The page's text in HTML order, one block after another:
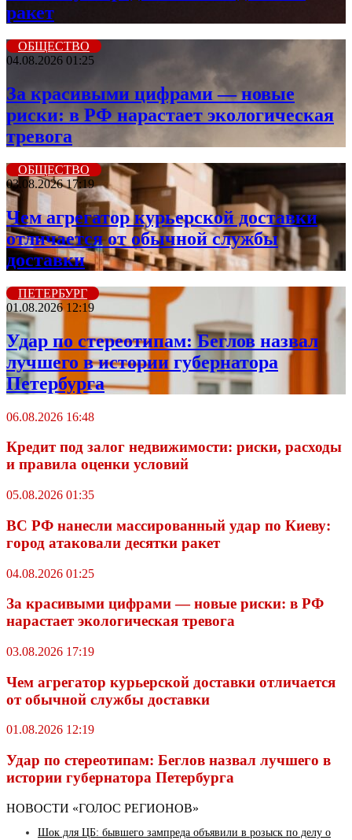
ракет
ОБЩЕСТВО
04.08.2026 01:25
За красивыми цифрами — новые
риски: в РФ нарастает экологическая
тревога
ОБЩЕСТВО
03.08.2026 17:19
Чем агрегатор курьерской доставки
отличается от обычной службы
доставки
ПЕТЕРБУРГ
01.08.2026 12:19
Удар по стереотипам: Беглов назвал
лучшего в истории губернатора
Петербурга
06.08.2026 16:48
Кредит под залог недвижимости: риски, расходы
и правила оценки условий
05.08.2026 01:35
ВС РФ нанесли массированный удар по Киеву:
город атаковали десятки ракет
04.08.2026 01:25
За красивыми цифрами — новые риски: в РФ
нарастает экологическая тревога
03.08.2026 17:19
Чем агрегатор курьерской доставки отличается
от обычной службы доставки
01.08.2026 12:19
Удар по стереотипам: Беглов назвал лучшего в
истории губернатора Петербурга
НОВОСТИ «ГОЛОС РЕГИОНОВ»
Шок для ЦБ: бывшего зампреда объявили в розыск по делу о